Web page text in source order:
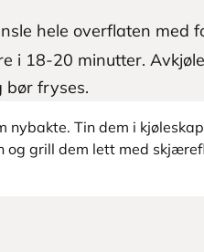
hele overflaten med
i 18-20 minutter.
bør fryses.
nybakte. Tin dem i
og grill dem lett med